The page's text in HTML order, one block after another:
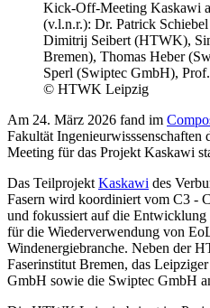
Kick-Off-Meeting Kaskawi
(v.l.n.r.): Dr. Patrick
Dimitrij Seibert (HTWK),
Bremen), Thomas Heber
Sperl (Swiptec GmbH),
© HTWK Leipzig
Am 24. März 2026 fand im
Fakultät
Meeting für das Projekt Kaskawi
Das Teilprojekt Kaskawi des
Fasern wird koordiniert vom C3 -
und fokussiert auf die
für die Wiederverwendung von
Windenergiebranche. Neben der
Faserinstitut Bremen, das
GmbH sowie die Swiptec GmbH